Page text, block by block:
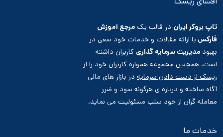
تاپ بروکر ایران در قالب یک مرجع آموزش
فارکس با ارائه مقالات و خدمات خود سعی در
بهبود مدیریت سرمایه گذاری کاربران داشته
است. همچنین مجموعه همواره کاربران خود را از
ریسک از دست دادن سرمایه در بازار های مالی
آگاه ساخته و درباره ی هرگونه سود و ضرر
معامله گران از خود سلب مسئولیت می نماید.
خدمات ما